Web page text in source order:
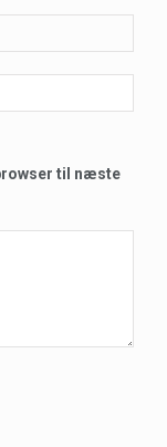
til næste